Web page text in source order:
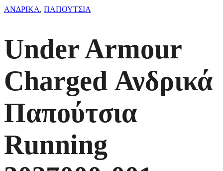
ΑΝΔΡΙΚΑ, ΠΑΠΟΥΤΣΙΑ
Under Armour
Charged Ανδρικά
Παπούτσια
Running